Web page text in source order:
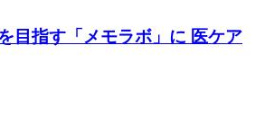
目指す「メモラボ」に 医ケア